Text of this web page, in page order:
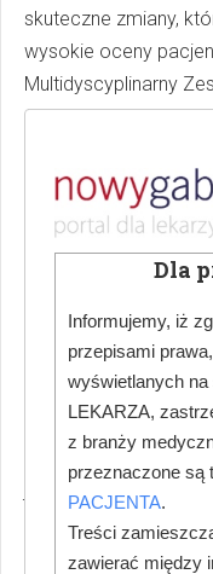
skuteczne zmiany,
wysokie oceny
Multidyscyplinarny
Galę wręczenia
obfitowało w humor
natomiast z
statuetki, nieraz przy
ludzi z wizją i ich
właśnie lekarze i
sprawiają, że
realizujemy kolejne
doceniamy ogrom
jest sukces rynkowy
szerokie i
także klinik i
Dla
Informujemy, iż
przepisami
wyświetlanych
LEKARZA,
z branży
przeznaczone są
PACJENTA.
Treści
zawierać między